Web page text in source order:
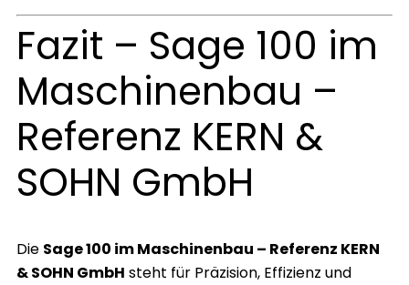
Fazit – Sage 100 im
Maschinenbau –
Referenz KERN &
SOHN GmbH
Die Sage 100 im Maschinenbau – Referenz KERN
& SOHN GmbH steht für Präzision, Effizienz und